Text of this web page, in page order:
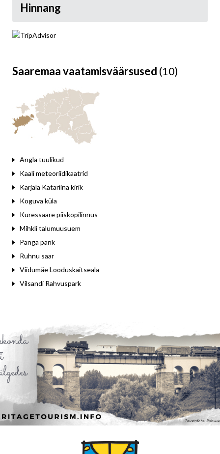
Hinnang
Saaremaa vaatamisväärsused (10)
Angla tuulikud
Kaali meteoriidikaatrid
Karjala Katariina kirik
Koguva küla
Kuressaare piiskopilinnus
Mihkli talumuusuem
Panga pank
Ruhnu saar
Viidumäe Looduskaitseala
Vilsandi Rahvuspark